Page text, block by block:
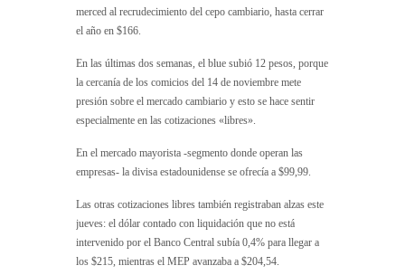
merced al recrudecimiento del cepo cambiario, hasta cerrar
el año en $166.
En las últimas dos semanas, el blue subió 12 pesos, porque
la cercanía de los comicios del 14 de noviembre mete
presión sobre el mercado cambiario y esto se hace sentir
especialmente en las cotizaciones «libres».
En el mercado mayorista -segmento donde operan las
empresas- la divisa estadounidense se ofrecía a $99,99.
Las otras cotizaciones libres también registraban alzas este
jueves: el dólar contado con liquidación que no está
intervenido por el Banco Central subía 0,4% para llegar a
los $215, mientras el MEP avanzaba a $204,54.